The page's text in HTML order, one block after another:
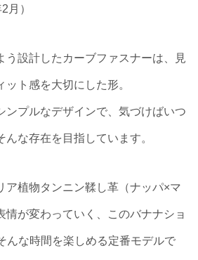
月）
う設計したカーブファスナーは、見
ト感を大切にした形。
ンプルなデザインで、気づけばいつ
んな存在を目指しています。
ア植物タンニン鞣し革（ナッパ×マ
情が変わっていく、このバナナショ
んな時間を楽しめる定番モデルで